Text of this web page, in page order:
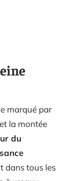
marqué par
la montée
du
dans tous les